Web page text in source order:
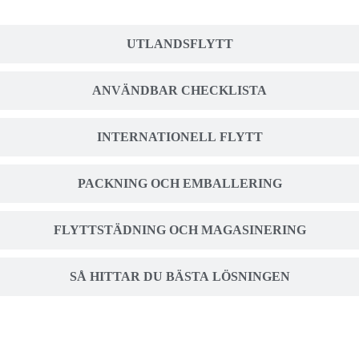
UTLANDSFLYTT
ANVÄNDBAR CHECKLISTA
INTERNATIONELL FLYTT
PACKNING OCH EMBALLERING
FLYTTSTÄDNING OCH MAGASINERING
SÅ HITTAR DU BÄSTA LÖSNINGEN